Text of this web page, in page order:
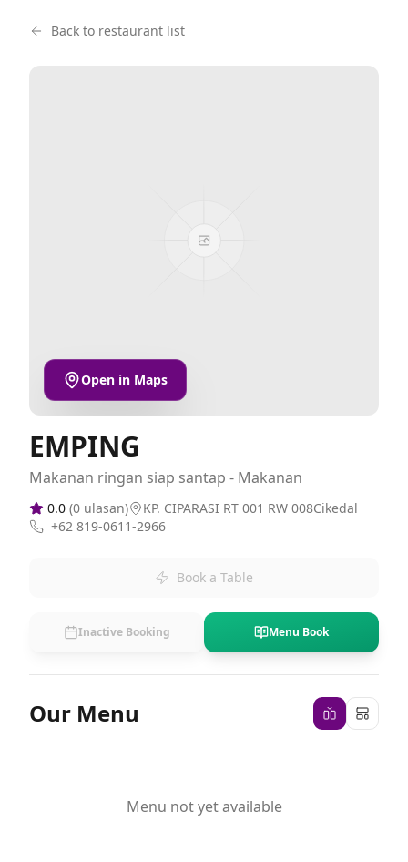
Back to restaurant list
Open in Maps
EMPING
Makanan ringan siap santap - Makanan
0.0 (0 ulasan)
KP. CIPARASI RT 001 RW 008Cikedal
+62 819-0611-2966
Book a Table
Inactive Booking Menu Book
Our Menu
Menu not yet available